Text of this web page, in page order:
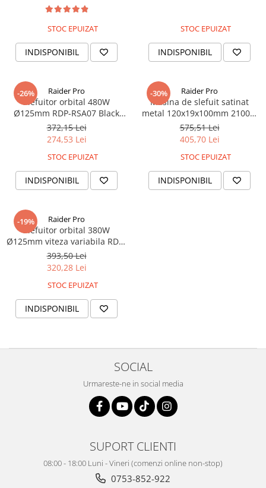
STOC EPUIZAT
INDISPONIBIL
STOC EPUIZAT
INDISPONIBIL
-26% Raider Pro
Slefuitor orbital 480W
Ø125mm RDP-RSA07 Black
Edition Raider Pro
372,15 Lei
274,53 Lei
STOC EPUIZAT
INDISPONIBIL
-30% Raider Pro
Masina de slefuit satinat
metal 120x19x100mm 2100W
700-3000min-1 RDP-BM01
Raider Pro
575,51 Lei
405,70 Lei
STOC EPUIZAT
INDISPONIBIL
-19% Raider Pro
Slefuitor orbital 380W
Ø125mm viteza variabila RDP-
RSA04 Raider Pro
393,50 Lei
320,28 Lei
STOC EPUIZAT
INDISPONIBIL
SOCIAL
Urmareste-ne in social media
SUPORT CLIENTI
08:00 - 18:00 Luni - Vineri (comenzi online non-stop)
0753-852-922